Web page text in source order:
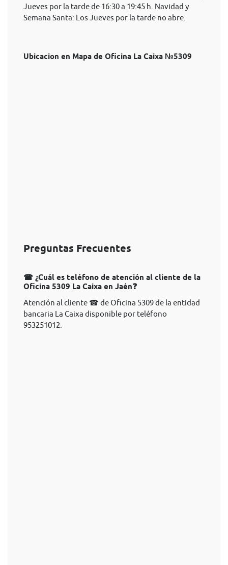
Jueves por la tarde de 16:30 a 19:45 h. Navidad y
Semana Santa: Los Jueves por la tarde no abre.
Ubicacion en Mapa de Oficina La Caixa №5309
Preguntas Frecuentes
☎ ¿Cuál es teléfono de atención al cliente de la
Oficina 5309 La Caixa en Jaén❓
Atención al cliente ☎ de Oficina 5309 de la entidad
bancaria La Caixa disponible por teléfono
953251012.